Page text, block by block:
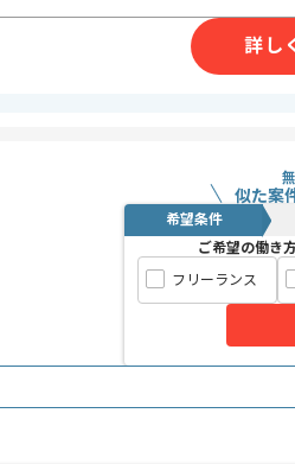
品質チェック、制作進行管理などのデ
サイト運用におけるコーディング作業
多くの人の目に触れるWebサイトに携
非常にやりがいのある現場です。
詳し
似た案
希望条件
ご希望の働き
フリーランス